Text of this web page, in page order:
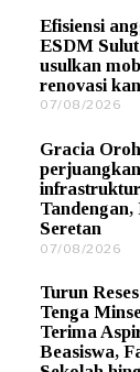
0
8
/
2
Efisiensi
ESDM
usulkan
renovasi
07/08/2026
0
8
/
2
Gracia
perjuangkan
Seretan
07/08/2026
0
8
/
2
Turun
Tenga
Terima
Beasiswa,